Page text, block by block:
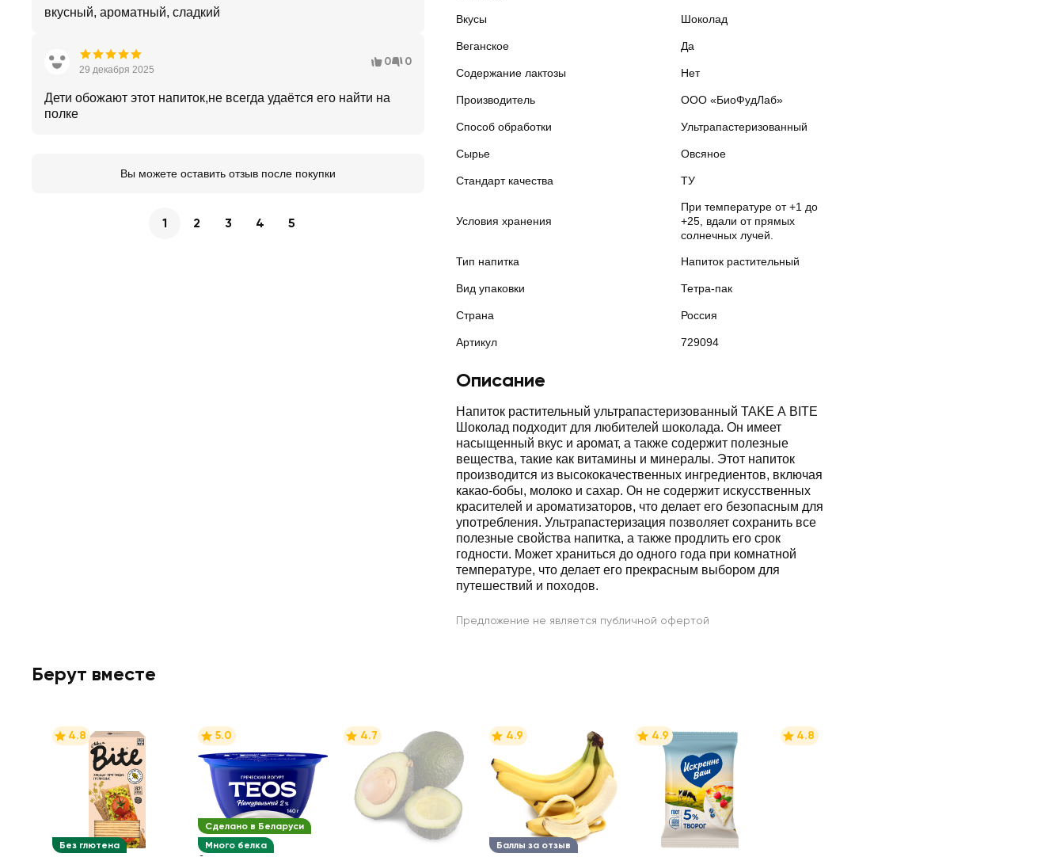
Вкусы Шоколад
Веганское Да
Содержание лактозы Нет
Производитель ООО «БиоФудЛаб»
Способ обработки Ультрапастеризованный
Сырье Овсяное
Стандарт качества ТУ
Условия хранения
При температуре от +1 до
+25, вдали от прямых
солнечных лучей.
Тип напитка Напиток растительный
Вид упаковки Тетра-пак
Страна Россия
Артикул 729094
Описание
Напиток растительный ультрапастеризованный TAKE A BITE
Шоколад подходит для любителей шоколада. Он имеет
насыщенный вкус и аромат, а также содержит полезные
вещества, такие как витамины и минералы. Этот напиток
производится из высококачественных ингредиентов, включая
какао-бобы, молоко и сахар. Он не содержит искусственных
красителей и ароматизаторов, что делает его безопасным для
употребления. Ультрапастеризация позволяет сохранить все
полезные свойства напитка, а также продлить его срок
годности. Может храниться до одного года при комнатной
температуре, что делает его прекрасным выбором для
путешествий и походов.
Предложение не является публичной офертой
вкусный, ароматный, сладкий
29 декабря 2025
0 0
Дети обожают этот напиток,не всегда удаётся его найти на
полке
Вы можете оставить отзыв после покупки
1 2 3 4 5
Берут вместе
Без глютена
4.8
Сделано в Беларуси
Много белка
5.0 4.7
Баллы за отзыв
4.9 4.9 4.8